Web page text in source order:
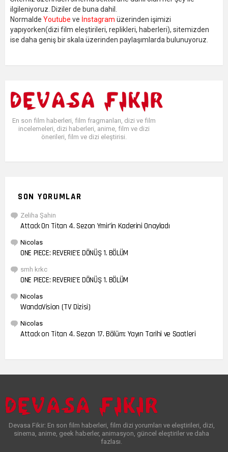
ilgileniyoruz. Diziler de buna dahil.
Normalde Youtube ve İnstagram üzerinden işimizi
yapıyorken(dizi film eleştirileri, replikleri, haberleri), sitemizden
ise daha geniş bir skala üzerinden paylaşımlarda bulunuyoruz.
En son film haberleri, film fragmanları, dizi ve film
incelemeleri, dizi haberleri, anime, film ve dizi
önerileri, film ve dizi eleştirisi.
SON YORUMLAR
Zeliha Şahin
Attack On Titan 4. Sezon Ymir’in Kaderini Onayladı
Nicolas
ONE PIECE: REVERIE’E DÖNÜŞ 1. BÖLÜM
smh krkc
ONE PIECE: REVERIE’E DÖNÜŞ 1. BÖLÜM
Nicolas
WandaVision (TV Dizisi)
Nicolas
Attack on Titan 4. Sezon 17. Bölüm: Yayın Tarihi ve Saatleri
Devasa Fikir: En son film haberleri, film dizi yorumları ve eleştirileri, dizi,
sinema, anime, geek haberler, animasyon, güncel eleştiriler ve daha
fazlası.